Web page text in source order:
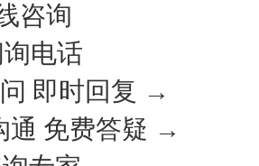
咨询
电话
即时回复 →
通 免费答疑 →